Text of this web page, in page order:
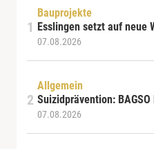
Bauprojekte
Esslingen setzt auf neue
07.08.2026
Allgemein
Suizidprävention:
07.08.2026